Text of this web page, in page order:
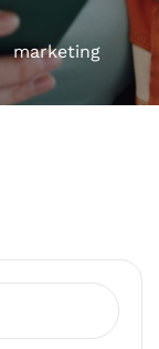
marketing